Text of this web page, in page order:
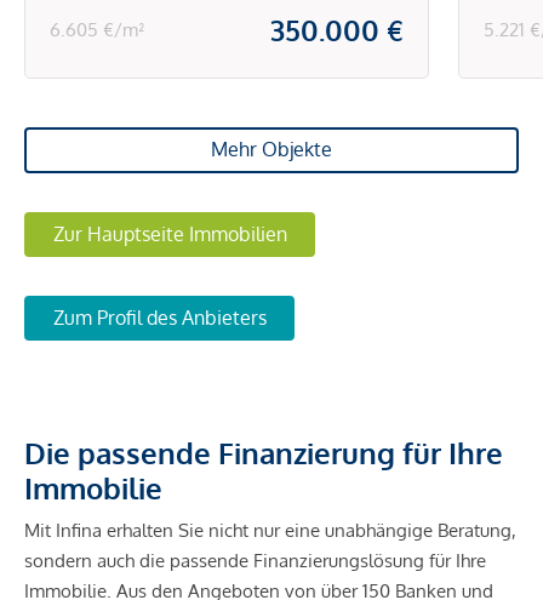
6.605 €/m² 350.000 € 5.221
Mehr Objekte
Zur Hauptseite Immobilien
Zum Profil des Anbieters
Die passende Finanzierung für Ihre
Immobilie
Mit Infina erhalten Sie nicht nur eine unabhängige Beratung,
sondern auch die passende Finanzierungslösung für Ihre
Immobilie. Aus den Angeboten von über 150 Banken und